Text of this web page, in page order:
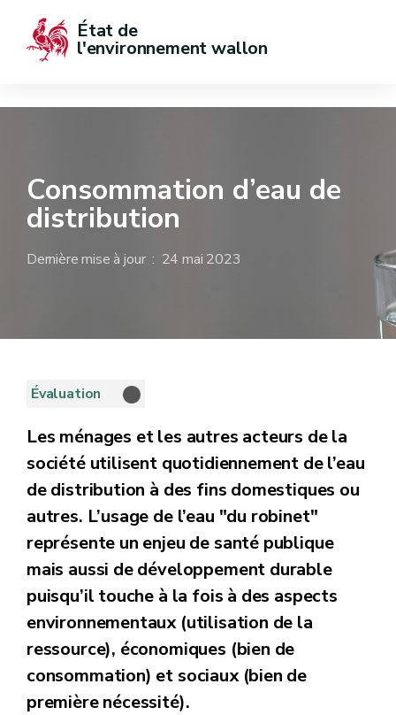
État de
l'environnement wallon
Consommation d’eau de
distribution
Dernière mise à jour : 24 mai 2023
Évaluation
Les ménages et les autres acteurs de la
société utilisent quotidiennement de l’eau
de distribution à des fins domestiques ou
autres. L’usage de l’eau "du robinet"
représente un enjeu de santé publique
mais aussi de développement durable
puisqu’il touche à la fois à des aspects
environnementaux (utilisation de la
ressource), économiques (bien de
consommation) et sociaux (bien de
première nécessité).